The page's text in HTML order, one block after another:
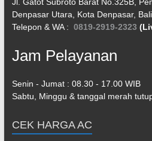
Jl. Gatot Subroto Barat No.325B,
Denpasar Utara, Kota Denpasar,
Telepon & WA : 0819-2919-2323
Jam Pelayanan
Senin - Jumat : 08.30 - 17.00 WIB
Sabtu, Minggu & tanggal merah
CEK HARGA AC